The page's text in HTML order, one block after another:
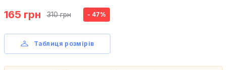
165 грн 310 грн - 47%
Таблиця розмірів